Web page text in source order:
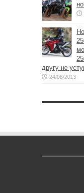
другу не
24/08/2013